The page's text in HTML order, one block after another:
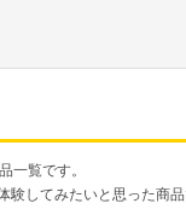
一覧です。
してみたいと思った商